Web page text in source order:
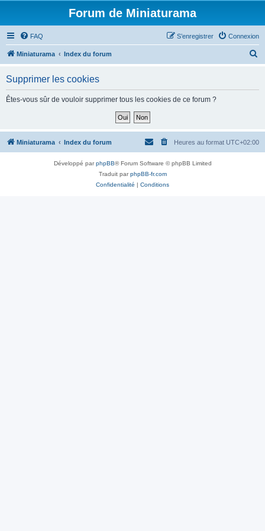
Forum de Miniaturama
FAQ Connexion
S’enregistrer
Miniaturama Index du forum
h
Supprimer les cookies
Êtes-vous sûr de vouloir supprimer tous les cookies de ce forum ?
Miniaturama Index du forum Heures au format UTC+02:00
Développé parphpBB® Forum Software © phpBB Limited
Traduit parphpBB-fr.com
Confidentialité | Conditions